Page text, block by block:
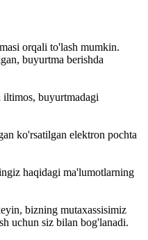
orqali to'lash mumkin.
buyurtma berishda
buyurtmadagi
ko'rsatilgan elektron pochta
haqidagi ma'lumotlarning
bizning mutaxassisimiz
uchun siz bilan bog'lanadi.